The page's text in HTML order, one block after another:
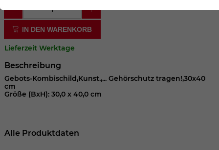
IN DEN WARENKORB
Lieferzeit Werktage
Beschreibung
Gebots-Kombischild,Kunst.,... Gehörschutz tragen!,30x40
cm
Größe (BxH): 30,0 x 40,0 cm
Alle Produktdaten
die Webseite einwandfrei funktioniert.
Name cookie_optin
Laufzeit 1 Jahr
Dieses Cookie wird verwendet, um Ihre
Cookie-Informationen anzeigen